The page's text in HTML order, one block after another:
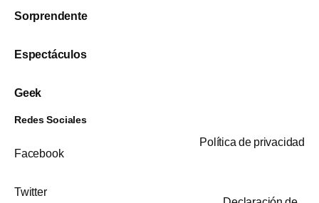
Sorprendente
Espectáculos
Geek
Redes Sociales
Facebook
Twitter
Política de privacidad